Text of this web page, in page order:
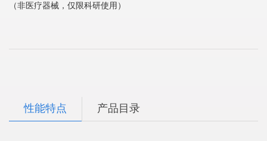
（非医疗器械，仅限科研使用）
性能特点 产品目录